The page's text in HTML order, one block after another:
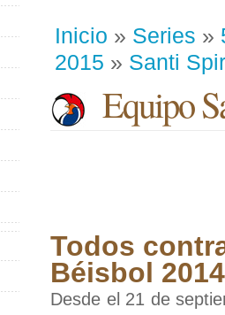
Inicio » Series »
2015 » Santi
Equipo
Todos
Béisbol
Desde el 21 de